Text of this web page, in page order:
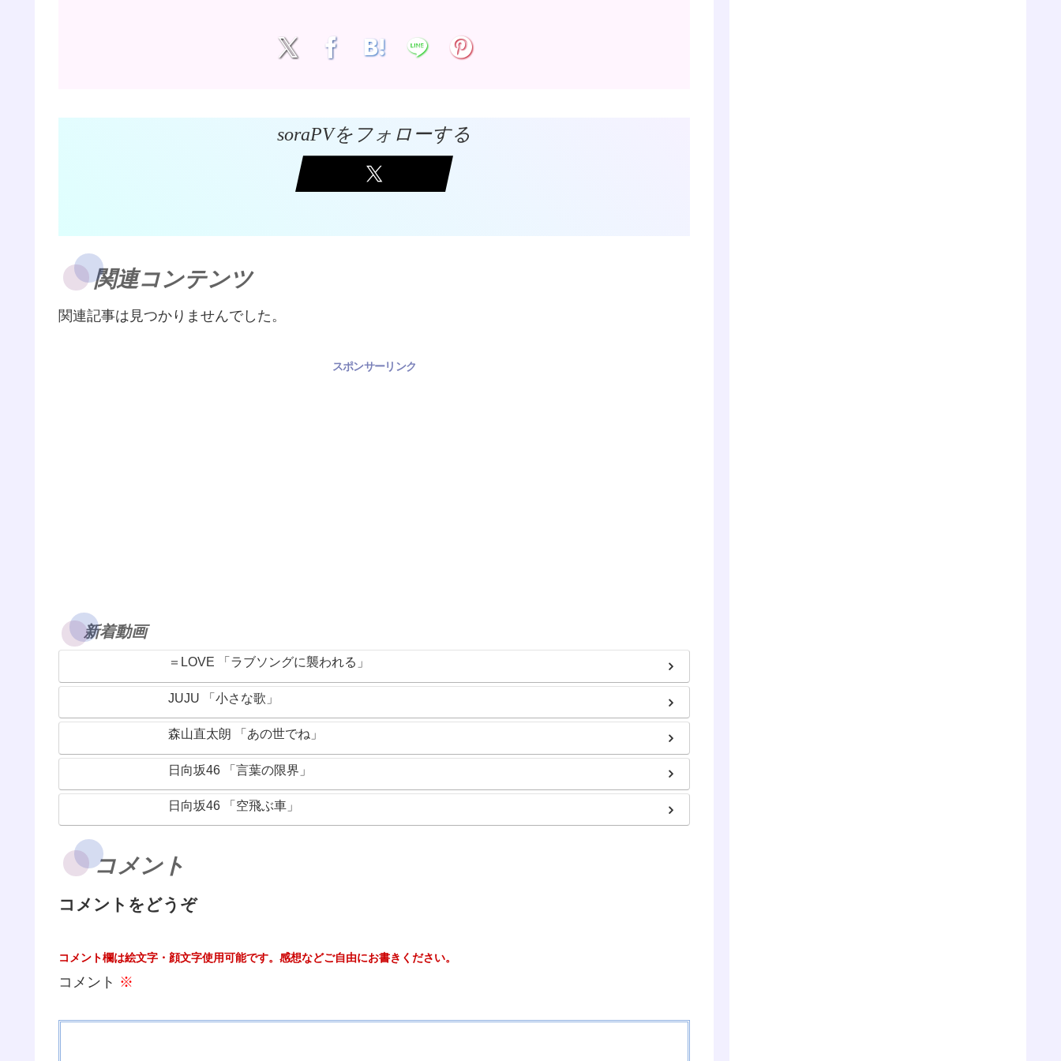
soraPVをフォローする
関連コンテンツ
関連記事は見つかりませんでした。
スポンサーリンク
新着動画
＝LOVE 「ラブソングに襲われる」
JUJU 「小さな歌」
森山直太朗 「あの世でね」
日向坂46 「言葉の限界」
日向坂46 「空飛ぶ車」
コメント
コメントをどうぞ
コメント欄は絵文字・顔文字使用可能です。感想などご自由にお書きください。
コメント ※